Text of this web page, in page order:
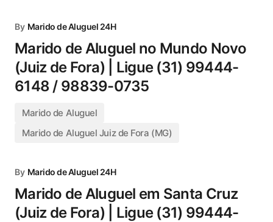
By Marido de Aluguel 24H
Marido de Aluguel no Mundo Novo
(Juiz de Fora) | Ligue (31) 99444-
6148 / 98839-0735
Marido de Aluguel
Marido de Aluguel Juiz de Fora (MG)
By Marido de Aluguel 24H
Marido de Aluguel em Santa Cruz
(Juiz de Fora) | Ligue (31) 99444-